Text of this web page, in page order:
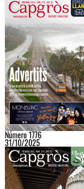
Número 1776
31/10/2025